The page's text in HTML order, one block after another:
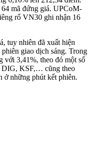
64 mã đứng giá. UPCoM-
rổ VN30 ghi nhận 16
tuy nhiên đã xuất hiện
giao dịch sáng. Trong
với 3,41%, theo đó một số
KSF,… cũng theo
ở những phút kết phiên.